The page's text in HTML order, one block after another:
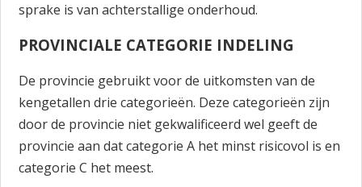
sprake is van achterstallige onderhoud.
PROVINCIALE CATEGORIE INDELING
De provincie gebruikt voor de uitkomsten van de
kengetallen drie categorieën. Deze categorieën zijn
door de provincie niet gekwalificeerd wel geeft de
provincie aan dat categorie A het minst risicovol is en
categorie C het meest.